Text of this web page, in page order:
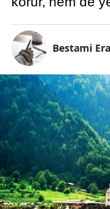
Bestami